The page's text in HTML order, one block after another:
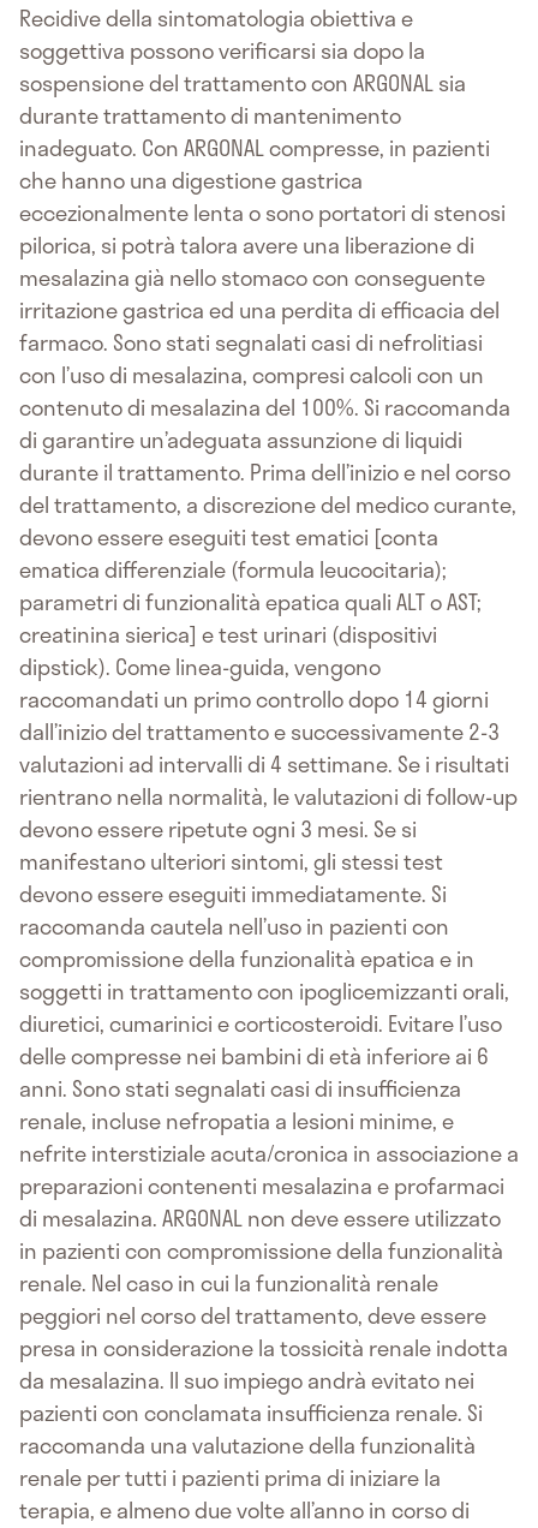
Recidive della sintomatologia obiettiva e
soggettiva possono verificarsi sia dopo la
sospensione del trattamento con ARGONAL sia
durante trattamento di mantenimento
inadeguato. Con ARGONAL compresse, in pazienti
che hanno una digestione gastrica
eccezionalmente lenta o sono portatori di stenosi
pilorica, si potrà talora avere una liberazione di
mesalazina già nello stomaco con conseguente
irritazione gastrica ed una perdita di efficacia del
farmaco. Sono stati segnalati casi di nefrolitiasi
con l’uso di mesalazina, compresi calcoli con un
contenuto di mesalazina del 100%. Si raccomanda
di garantire un’adeguata assunzione di liquidi
durante il trattamento. Prima dell’inizio e nel corso
del trattamento, a discrezione del medico curante,
devono essere eseguiti test ematici [conta
ematica differenziale (formula leucocitaria);
parametri di funzionalità epatica quali ALT o AST;
creatinina sierica] e test urinari (dispositivi
dipstick). Come linea-guida, vengono
raccomandati un primo controllo dopo 14 giorni
dall’inizio del trattamento e successivamente 2-3
valutazioni ad intervalli di 4 settimane. Se i risultati
rientrano nella normalità, le valutazioni di follow-up
devono essere ripetute ogni 3 mesi. Se si
manifestano ulteriori sintomi, gli stessi test
devono essere eseguiti immediatamente. Si
raccomanda cautela nell’uso in pazienti con
compromissione della funzionalità epatica e in
soggetti in trattamento con ipoglicemizzanti orali,
diuretici, cumarinici e corticosteroidi. Evitare l’uso
delle compresse nei bambini di età inferiore ai 6
anni. Sono stati segnalati casi di insufficienza
renale, incluse nefropatia a lesioni minime, e
nefrite interstiziale acuta/cronica in associazione a
preparazioni contenenti mesalazina e profarmaci
di mesalazina. ARGONAL non deve essere utilizzato
in pazienti con compromissione della funzionalità
renale. Nel caso in cui la funzionalità renale
peggiori nel corso del trattamento, deve essere
presa in considerazione la tossicità renale indotta
da mesalazina. Il suo impiego andrà evitato nei
pazienti con conclamata insufficienza renale. Si
raccomanda una valutazione della funzionalità
renale per tutti i pazienti prima di iniziare la
terapia, e almeno due volte all’anno in corso di